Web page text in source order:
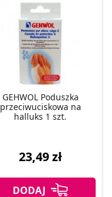
GEHWOL Poduszka
przeciwuciskowa na
halluks 1 szt.
23,49 zł